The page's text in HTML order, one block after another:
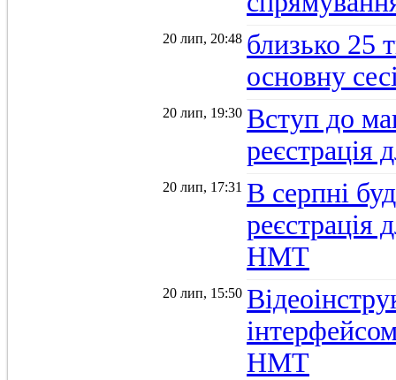
20 лип, 20:48 близько 25
основну
20 лип, 19:30 Вступ до
20 лип, 17:31 В серпні
реєстрація
НМТ
20 лип, 15:50
НМТ